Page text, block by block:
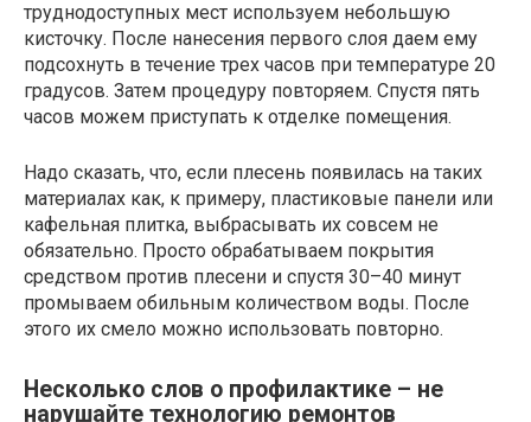
труднодоступных мест используем небольшую
кисточку. После нанесения первого слоя даем ему
подсохнуть в течение трех часов при температуре 20
градусов. Затем процедуру повторяем. Спустя пять
часов можем приступать к отделке помещения.
Надо сказать, что, если плесень появилась на таких
материалах как, к примеру, пластиковые панели или
кафельная плитка, выбрасывать их совсем не
обязательно. Просто обрабатываем покрытия
средством против плесени и спустя 30–40 минут
промываем обильным количеством воды. После
этого их смело можно использовать повторно.
Несколько слов о профилактике – не
нарушайте технологию ремонтов